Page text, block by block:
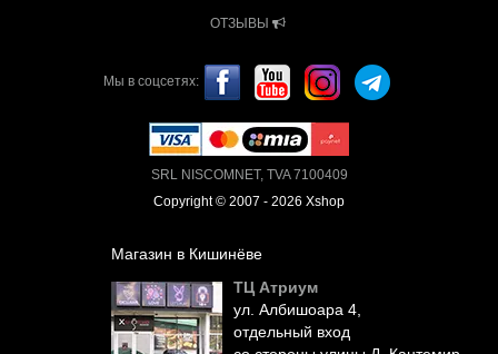
ОТЗЫВЫ
Мы в соцсетях:
SRL NISCOMNET, TVA 7100409
Copyright © 2007 - 2026 Xshop
Магазин в Кишинёве
ТЦ Атриум
ул. Албишоара 4,
отдельный вход